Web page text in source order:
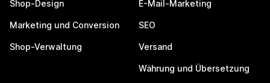
Shop-Design
Marketing und Conversion
Shop-Verwaltung
E-Mail-Marketing
SEO
Versand
Währung und Übersetzung